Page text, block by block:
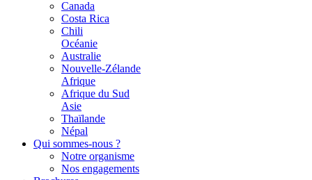
Canada
Costa Rica
Chili
Océanie
Australie
Nouvelle-Zélande
Afrique
Afrique du Sud
Asie
Thaïlande
Népal
Qui sommes-nous ?
Notre organisme
Nos engagements